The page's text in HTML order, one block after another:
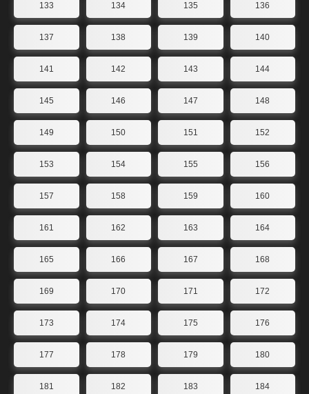
133 134 135 136
137 138 139 140
141 142 143 144
145 146 147 148
149 150 151 152
153 154 155 156
157 158 159 160
161 162 163 164
165 166 167 168
169 170 171 172
173 174 175 176
177 178 179 180
181 182 183 184